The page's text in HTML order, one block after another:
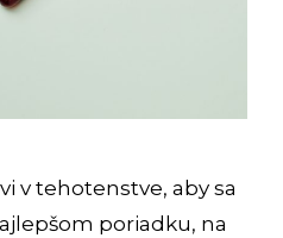
v tehotenstve, aby sa
poriadku, na